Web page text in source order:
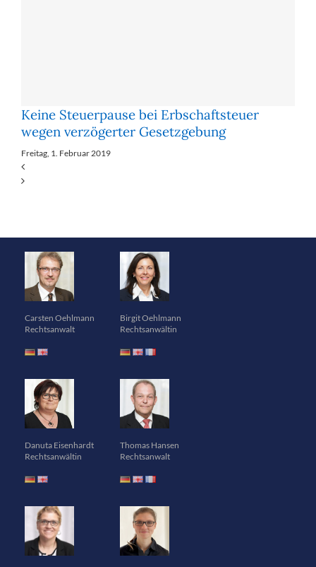
Keine Steuerpause bei Erbschaftsteuer
wegen verzögerter Gesetzgebung
Freitag, 1. Februar 2019
Carsten Oehlmann
Rechtsanwalt
Birgit Oehlmann
Rechtsanwältin
Danuta Eisenhardt
Rechtsanwältin
Thomas Hansen
Rechtsanwalt